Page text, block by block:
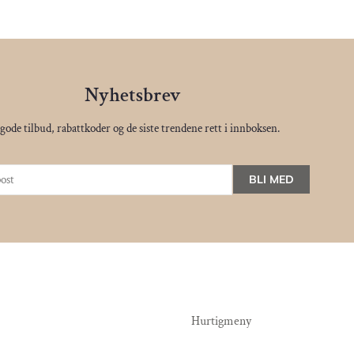
Nyhetsbrev
tilbud, rabattkoder og de siste trendene rett i innboksen.
BLI MED
Hurtigmeny